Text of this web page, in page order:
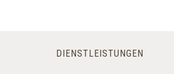
DIENSTLEISTUNGEN